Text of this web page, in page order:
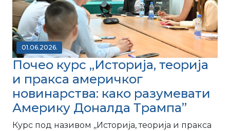
01.06.2026.
Почео курс ,,Историја, теорија
и пракса америчког
новинарства: како разумевати
Америку Доналда Трампа”
Курс под називом ,,Историја, теорија и пракса